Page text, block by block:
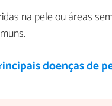
na pele ou áreas
doenças de